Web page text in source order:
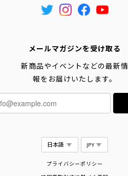
メールマガジンを受け取る
新商品やイベントなどの最新情
報をお届けいたします。
プライバシーポリシー